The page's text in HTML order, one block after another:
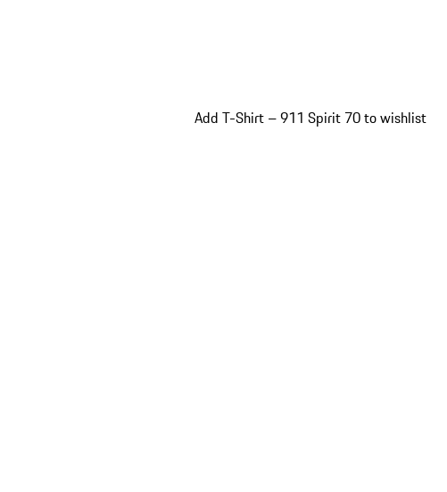
Add T-Shirt – 911 Spirit 70 to wishlist